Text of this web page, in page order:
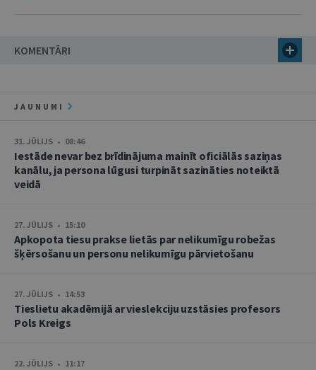
KOMENTĀRI
JAUNUMI
31. JŪLIJS • 08:46
Iestāde nevar bez brīdinājuma mainīt oficiālās saziņas
kanālu, ja persona lūgusi turpināt sazināties noteiktā
veidā
27. JŪLIJS • 15:10
Apkopota tiesu prakse lietās par nelikumīgu robežas
šķērsošanu un personu nelikumīgu pārvietošanu
27. JŪLIJS • 14:53
Tieslietu akadēmijā ar vieslekciju uzstāsies profesors
Pols Kreigs
22. JŪLIJS • 11:17